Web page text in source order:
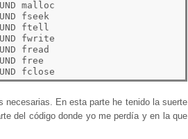
malloc
fseek
ftell
fwrite
fread
free
En esta parte he tenido la suerte
del código donde yo me perdía y en la que